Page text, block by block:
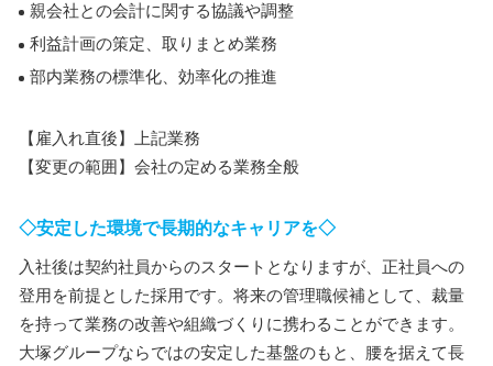
親会社との会計に関する協議や調整
利益計画の策定、取りまとめ業務
部内業務の標準化、効率化の推進
【雇入れ直後】上記業務
【変更の範囲】会社の定める業務全般
◇安定した環境で長期的なキャリアを◇
入社後は契約社員からのスタートとなりますが、正社員への
登用を前提とした採用です。将来の管理職候補として、裁量
を持って業務の改善や組織づくりに携わることができます。
大塚グループならではの安定した基盤のもと、腰を据えて長